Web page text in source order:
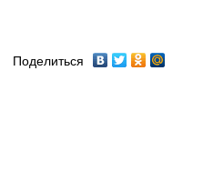
Поделиться